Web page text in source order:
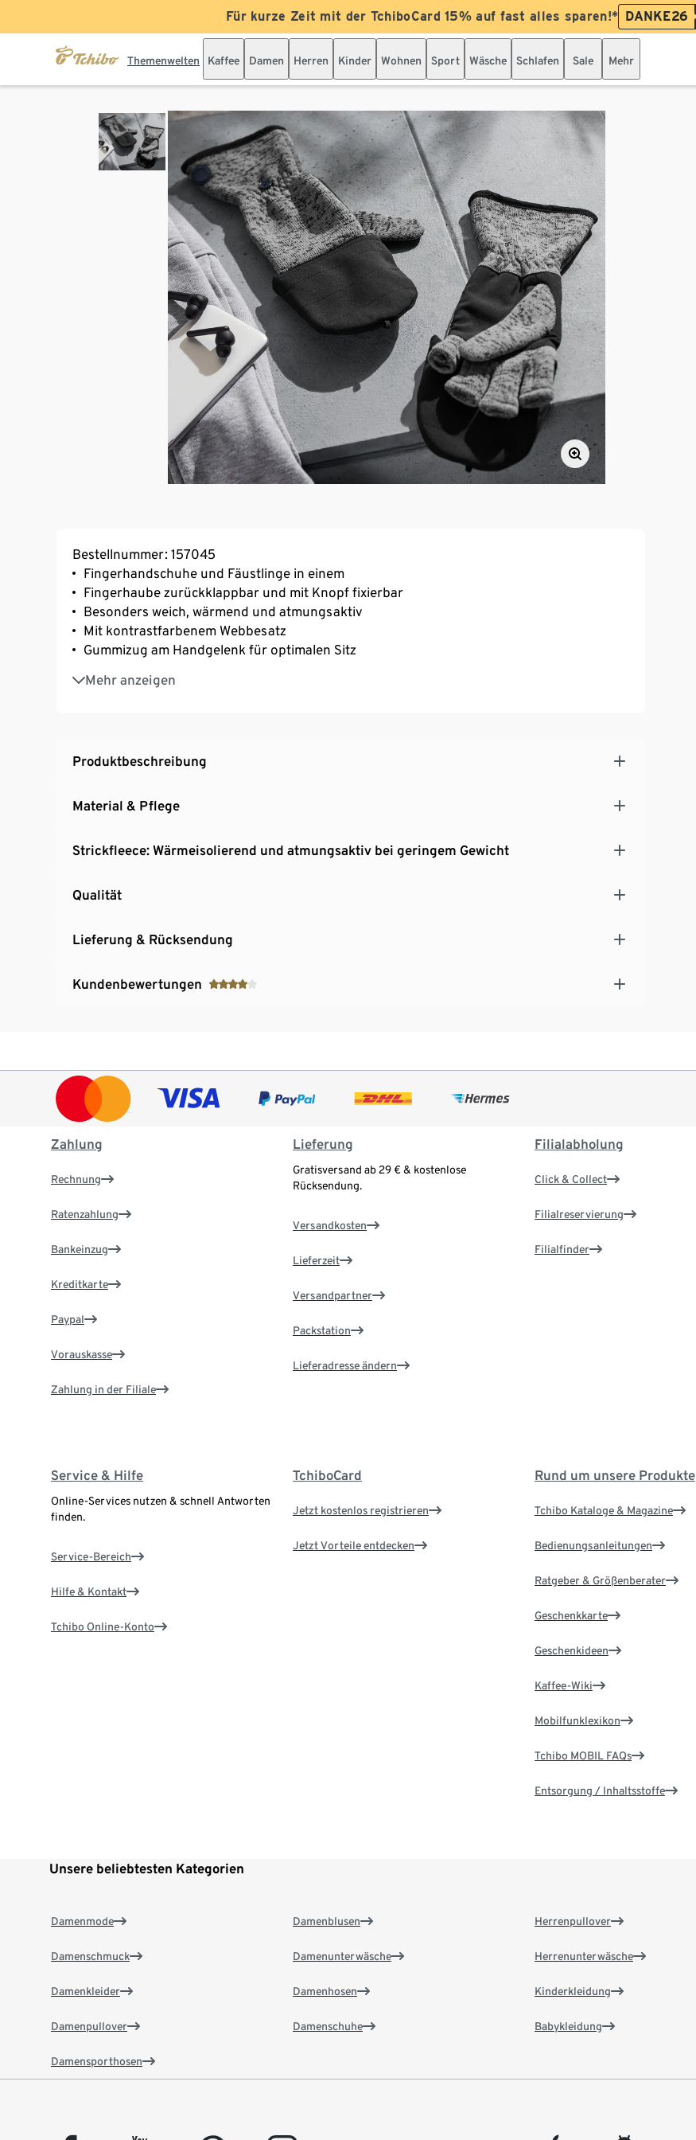
Für kurze Zeit mit der TchiboCard 15% auf fast alles sparen!* DANKE26
Themenwelten Kaffee Damen Herren Kinder Wohnen Sport Wäsche Schlafen Sale Mehr
Bestellnummer: 157045
Fingerhandschuhe und Fäustlinge in einem
Fingerhaube zurückklappbar und mit Knopf fixierbar
Besonders weich, wärmend und atmungsaktiv
Mit kontrastfarbenem Webbesatz
Gummizug am Handgelenk für optimalen Sitz
Mehr anzeigen
Mit Silikonbadge
Produktbeschreibung
Material & Pflege
Strickfleece: Wärmeisolierend und atmungsaktiv bei geringem Gewicht
Qualität
Lieferung & Rücksendung
Kundenbewertungen
Zahlung
Rechnung
Ratenzahlung
Bankeinzug
Kreditkarte
Paypal
Vorauskasse
Zahlung in der Filiale
Lieferung
Gratisversand ab 29 € & kostenlose
Rücksendung.
Versandkosten
Lieferzeit
Versandpartner
Packstation
Lieferadresse ändern
Filialabholung
Click & Collect
Filialreservierung
Filialfinder
Service & Hilfe
Online-Services nutzen & schnell Antworten
finden.
Service-Bereich
Hilfe & Kontakt
Tchibo Online-Konto
TchiboCard
Jetzt kostenlos registrieren
Jetzt Vorteile entdecken
Rund um unsere Produkte
Tchibo Kataloge & Magazine
Bedienungsanleitungen
Ratgeber & Größenberater
Geschenkkarte
Geschenkideen
Kaffee-Wiki
Mobilfunklexikon
Tchibo MOBIL FAQs
Entsorgung / Inhaltsstoffe
Unsere beliebtesten Kategorien
Damenmode
Damenschmuck
Damenkleider
Damenpullover
Damensporthosen
Damenblusen
Damenunterwäsche
Damenhosen
Damenschuhe
Herrenpullover
Herrenunterwäsche
Kinderkleidung
Babykleidung